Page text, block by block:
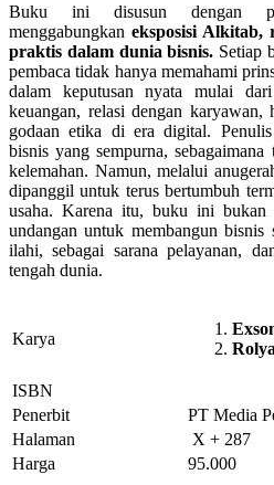
Buku ini disusun dengan
menggabungkan eksposisi Alkitab,
praktis dalam dunia bisnis. Setiap
pembaca tidak hanya memahami
dalam keputusan nyata mulai dari
keuangan, relasi dengan karyawan,
godaan etika di era digital.
bisnis yang sempurna,
kelemahan. Namun, melalui
dipanggil untuk terus bertumbuh
usaha. Karena itu, buku ini bukan
undangan untuk membangun bisnis
ilahi, sebagai sarana pelayanan,
tengah dunia.
Karya
ISBN
Penerbit
PT Media
Halaman
X + 287
Harga
95.000